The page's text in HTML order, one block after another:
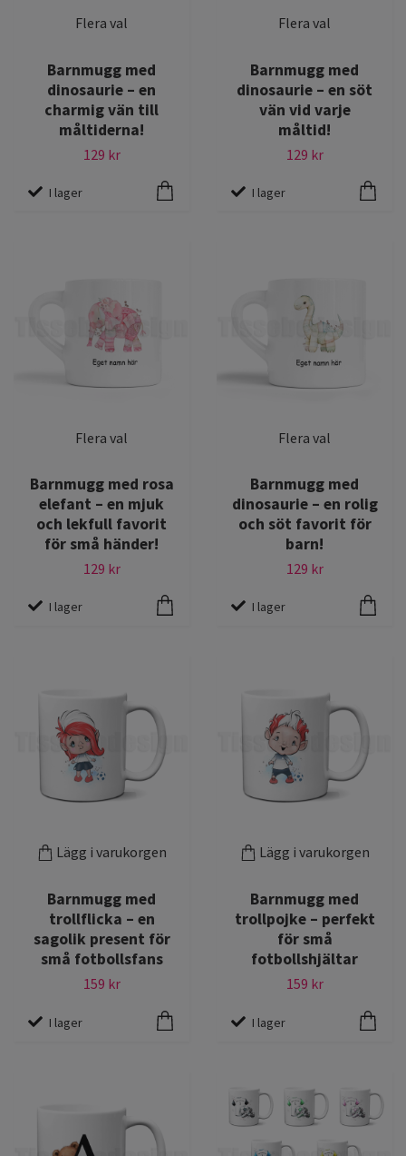
Flera val
Barnmugg med
dinosaurie – en
charmig vän till
måltiderna!
129 kr
I lager
Flera val
Barnmugg med
dinosaurie – en söt
vän vid varje
måltid!
129 kr
I lager
Flera val
Barnmugg med rosa
elefant – en mjuk
och lekfull favorit
för små händer!
129 kr
I lager
Flera val
Barnmugg med
dinosaurie – en rolig
och söt favorit för
barn!
129 kr
I lager
Lägg i varukorgen
Barnmugg med
trollflicka – en
sagolik present för
små fotbollsfans
159 kr
I lager
Lägg i varukorgen
Barnmugg med
trollpojke – perfekt
för små
fotbollshjältar
159 kr
I lager